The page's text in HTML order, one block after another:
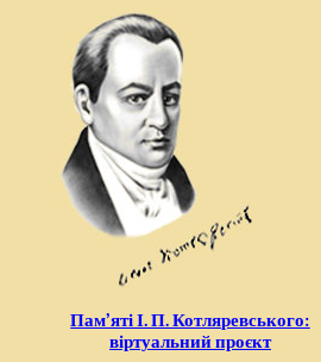
Пам’яті І. П. Котляревського:
віртуальний проєкт